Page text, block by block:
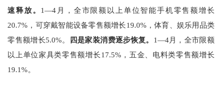
速释放。 1—4 月，全市限额以上单位智能手机零售额增长
20.7% ， 可穿戴智能设备零售额增长19.0% ，体育、娱乐用品类
零售额增长5.0%。 四是家装消费逐步恢复。 1—4月，全市限额
以上单位家具类零售额增长17.5% ，五金、电料类零售额增长
19.1%。